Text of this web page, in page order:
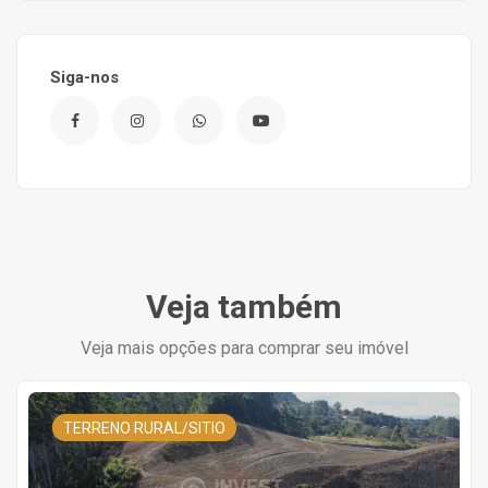
Siga-nos
Veja também
Veja mais opções para comprar seu imóvel
TERRENO RURAL/SITIO